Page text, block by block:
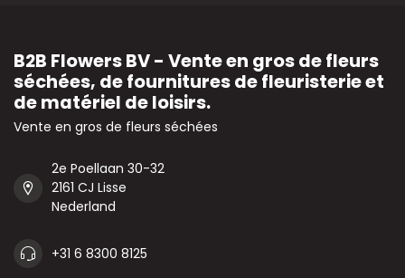
B2B Flowers BV - Vente en gros de fleurs
séchées, de fournitures de fleuristerie et
de matériel de loisirs.
Vente en gros de fleurs séchées
2e Poellaan 30-32
2161 CJ Lisse
Nederland
+31 6 8300 8125